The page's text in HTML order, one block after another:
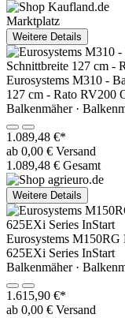
Marktplatz
Weitere Details
Eurosystems M310 -
127 cm - Rato RV200
Balkenmäher ·
1.089,48 €*
ab 0,00 € Versand
1.089,48 € Gesamt
Weitere Details
Eurosystems
625EXi Series InStart
Balkenmäher ·
1.615,90 €*
ab 0,00 € Versand